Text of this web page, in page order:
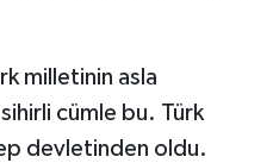
milletinin asla
cümle bu. Türk
devletinden oldu.